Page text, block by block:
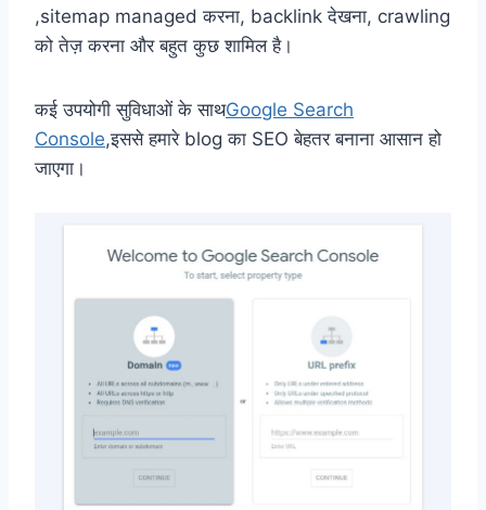
,sitemap managed करना, backlink देखना, crawling
को तेज़ करना और बहुत कुछ शामिल है।
कई उपयोगी सुविधाओं के साथGoogle Search
Console,इससे हमारे blog का SEO बेहतर बनाना आसान हो
जाएगा।